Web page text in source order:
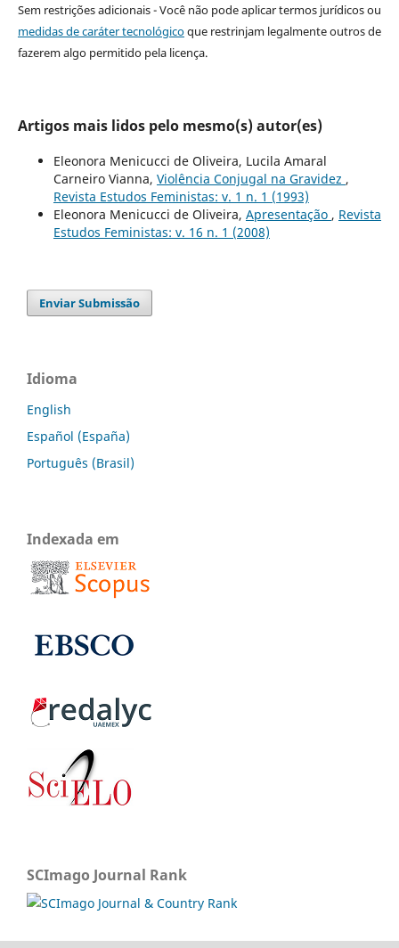
Sem restrições adicionais - Você não pode aplicar termos jurídicos ou
medidas de caráter tecnológicoque restrinjam legalmente outros de
fazerem algo permitido pela licença.
Artigos mais lidos pelo mesmo(s) autor(es)
Eleonora Menicucci de Oliveira, Lucila Amaral
Carneiro Vianna, Violência Conjugal na Gravidez ,
Revista Estudos Feministas: v. 1 n. 1 (1993)
Eleonora Menicucci de Oliveira, Apresentação , Revista
Estudos Feministas: v. 16 n. 1 (2008)
Enviar Submissão
Idioma
English
Español (España)
Português (Brasil)
Indexada em
SCImago Journal Rank